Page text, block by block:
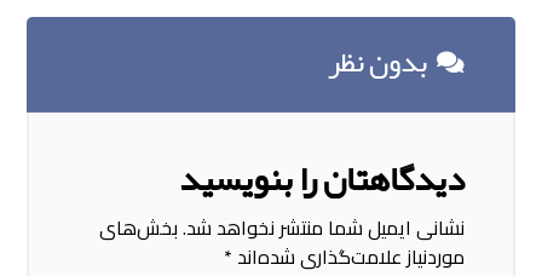
بدون نظر
دیدگاهتان را بنویسید
نشانی ایمیل شما منتشر نخواهد شد.بخش‌های
موردنیاز علامت‌گذاری شده‌اند *